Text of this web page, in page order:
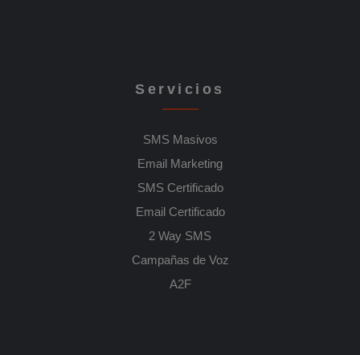
Servicios
SMS Masivos
Email Marketing
SMS Certificado
Email Certificado
2 Way SMS
Campañas de Voz
A2F